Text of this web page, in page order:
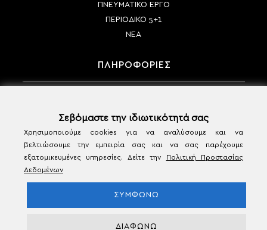
ΠΝΕΥΜΑΤΙΚΟ ΕΡΓΟ
ΠΕΡΙΟΔΙΚΟ 5+1
ΝΕΑ
ΠΛΗΡΟΦΟΡΙΕΣ
ΤΡΟΠΟΙ ΑΠΟΣΤΟΛΗΣ
ΠΟΛΙΤΙΚΗ ΑΚΥΡΩΣΗΣ & ΕΠΙΣΤΡΟΦΩΝ
ΟΡΟΙ ΧΡΗΣΗΣ & ΠΡΟΣΩΠΙΚΑ ΔΕΔΟΜΕΝΑ
ΕΠΙΚΟΙΝΩΝΙΑ
Σεβόμαστε την ιδιωτικότητά σας
Χρησιμοποιούμε cookies για να αναλύσουμε και να
βελτιώσουμε την εμπειρία σας και να σας παρέχουμε
εξατομικευμένες υπηρεσίες. Δείτε την
Πολιτική Προστασίας
Δεδομένων
ΣΥΜΦΩΝΩ
ΔΙΑΦΩΝΩ